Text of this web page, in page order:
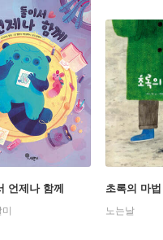
언제나 함께 초록의 마법
노는날